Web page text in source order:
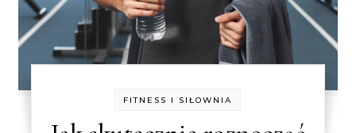
FITNESS I SIŁOWNIA